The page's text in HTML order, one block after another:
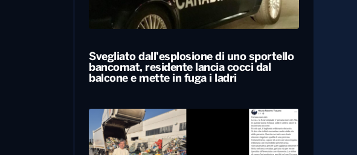
Tornano in Basilicata e ricostruiscono il